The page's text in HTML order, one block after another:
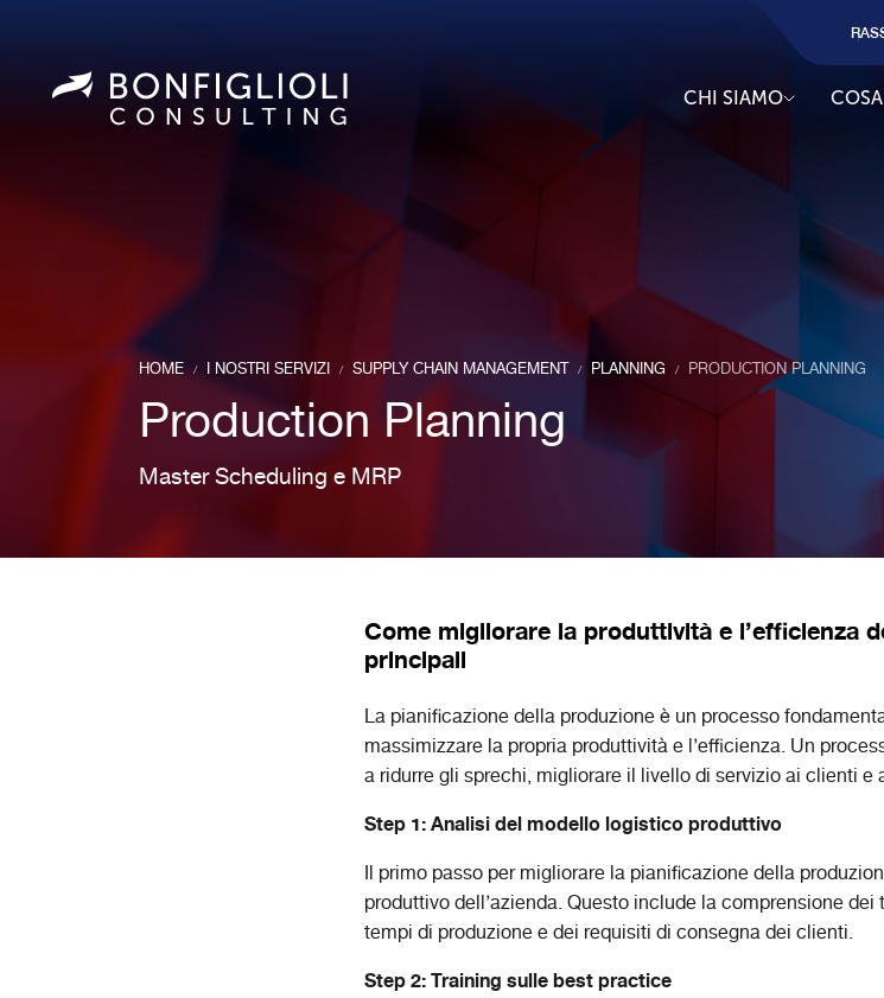
CHI SIAMO
HOME / I NOSTRI SERVIZI / SUPPLY CHAIN MANAGEMENT / PLANNING / PRODUCTION PLANNING
Production Planning
Master Scheduling e MRP
Come migliorare la produttività e l’efficienza
principali
La pianificazione della produzione è un processo
massimizzare la propria produttività e l’efficienza. Un
a ridurre gli sprechi, migliorare il livello di servizio ai clienti e
Step 1: Analisi del modello logistico produttivo
Il primo passo per migliorare la pianificazione della
produttivo dell’azienda. Questo include la comprensione
tempi di produzione e dei requisiti di consegna dei clienti.
Step 2: Training sulle best practice